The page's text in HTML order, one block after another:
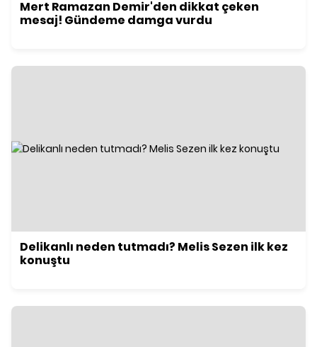
Mert Ramazan Demir'den dikkat çeken
mesaj! Gündeme damga vurdu
Delikanlı neden tutmadı? Melis Sezen ilk kez
konuştu